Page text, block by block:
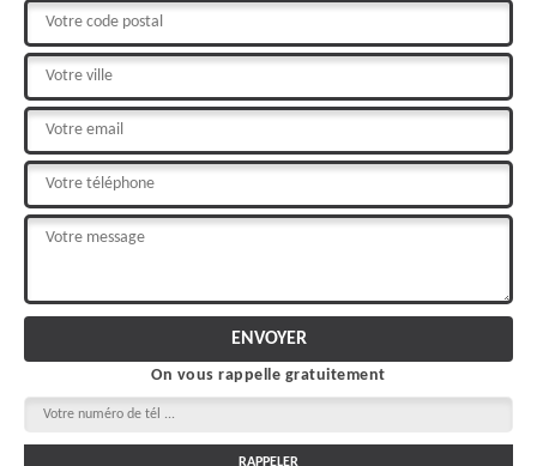
On vous rappelle gratuitement